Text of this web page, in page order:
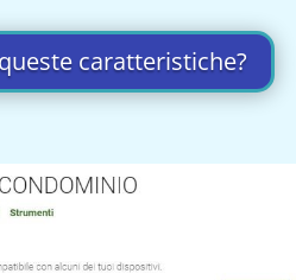
caratteristiche?